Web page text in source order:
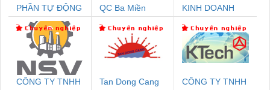
PHẦN TỰ ĐỘNG
TIẾN HƯNG
QC Ba Miền
KINH DOANH
PHƯƠNG NAM
CÔNG TY TNHH
Tan Dong Cang
CÔNG TY TNHH